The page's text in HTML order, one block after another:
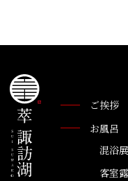
ご挨拶
お風呂
混浴
客室